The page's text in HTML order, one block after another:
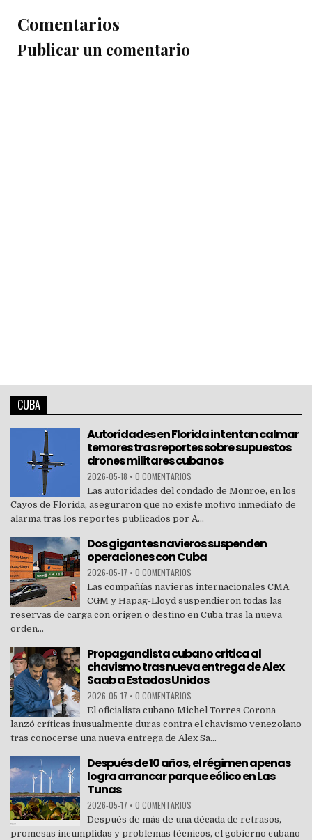
Comentarios
Publicar un comentario
CUBA
Autoridades en Florida intentan calmar
temores tras reportes sobre supuestos
drones militares cubanos
2026-05-18 • 0 COMENTARIOS
Las autoridades del condado de Monroe, en los
Cayos de Florida, aseguraron que no existe motivo inmediato de
alarma tras los reportes publicados por A...
Dos gigantes navieros suspenden
operaciones con Cuba
2026-05-17 • 0 COMENTARIOS
Las compañías navieras internacionales CMA
CGM y Hapag-Lloyd suspendieron todas las
reservas de carga con origen o destino en Cuba tras la nueva
orden...
Propagandista cubano critica al
chavismo tras nueva entrega de Alex
Saab a Estados Unidos
2026-05-17 • 0 COMENTARIOS
El oficialista cubano Michel Torres Corona
lanzó críticas inusualmente duras contra el chavismo venezolano
tras conocerse una nueva entrega de Alex Sa...
Después de 10 años, el régimen apenas
logra arrancar parque eólico en Las
Tunas
2026-05-17 • 0 COMENTARIOS
Después de más de una década de retrasos,
promesas incumplidas y problemas técnicos, el gobierno cubano